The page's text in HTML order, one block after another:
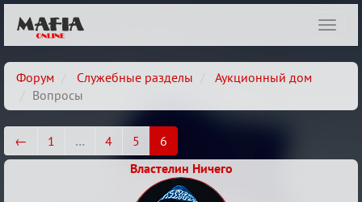
Форум
Служебные разделы
Аукционный дом
Вопросы
← 1 … 4 5
6
Властелин Ничего